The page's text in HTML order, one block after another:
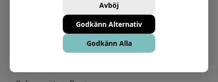
Online tjänster
Avböj
Godkänn Alternativ
Godkänn Alla